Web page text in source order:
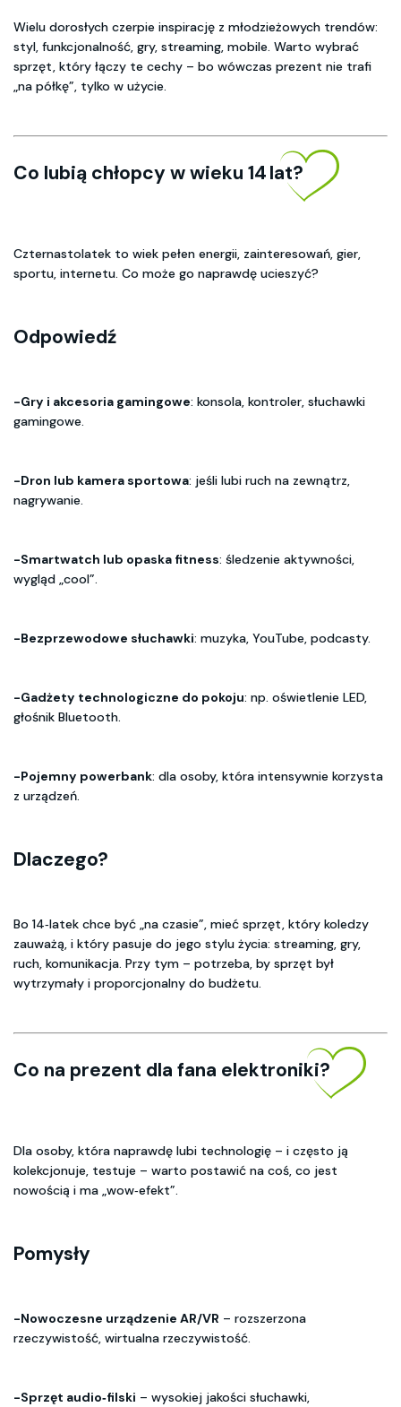
Wielu dorosłych czerpie inspirację z młodzieżowych trendów:
styl, funkcjonalność, gry, streaming, mobile. Warto wybrać
sprzęt, który łączy te cechy – bo wówczas prezent nie trafi
„na półkę”, tylko w użycie.
Co lubią chłopcy w wieku 14 lat?
Czternastolatek to wiek pełen energii, zainteresowań, gier,
sportu, internetu. Co może go naprawdę ucieszyć?
Odpowiedź
-Gry i akcesoria gamingowe: konsola, kontroler, słuchawki
gamingowe.
-Dron lub kamera sportowa: jeśli lubi ruch na zewnątrz,
nagrywanie.
-Smartwatch lub opaska fitness: śledzenie aktywności,
wygląd „cool”.
-Bezprzewodowe słuchawki: muzyka, YouTube, podcasty.
-Gadżety technologiczne do pokoju: np. oświetlenie LED,
głośnik Bluetooth.
-Pojemny powerbank: dla osoby, która intensywnie korzysta
z urządzeń.
Dlaczego?
Bo 14‑latek chce być „na czasie”, mieć sprzęt, który koledzy
zauważą, i który pasuje do jego stylu życia: streaming, gry,
ruch, komunikacja. Przy tym – potrzeba, by sprzęt był
wytrzymały i proporcjonalny do budżetu.
Co na prezent dla fana elektroniki?
Dla osoby, która naprawdę lubi technologię – i często ją
kolekcjonuje, testuje – warto postawić na coś, co jest
nowością i ma „wow‑efekt”.
Pomysły
-Nowoczesne urządzenie AR/VR – rozszerzona
rzeczywistość, wirtualna rzeczywistość.
-Sprzęt audio‑filski – wysokiej jakości słuchawki,